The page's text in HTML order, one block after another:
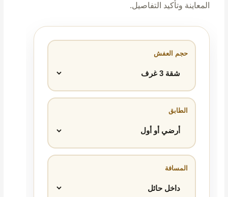
المعاينة وتأكيد التفاصيل.
حجم العفش
الطابق
المسافة